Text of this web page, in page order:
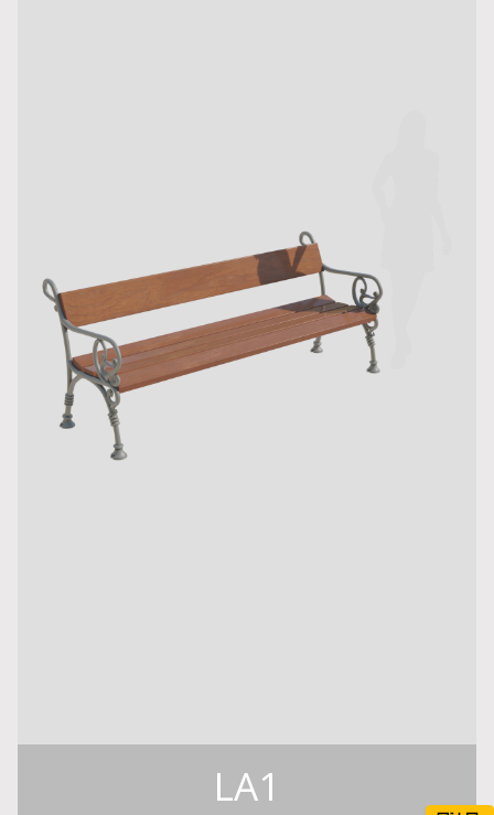
LA1